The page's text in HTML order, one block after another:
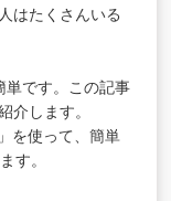
はたくさんいる
単です。この記事
介します。
を使って、簡単
す。